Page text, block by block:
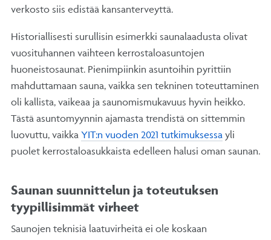
verkosto siis edistää kansanterveyttä.
Historiallisesti surullisin esimerkki saunalaadusta olivat
vuosituhannen vaihteen kerrostaloasuntojen
huoneistosaunat. Pienimpiinkin asuntoihin pyrittiin
mahduttamaan sauna, vaikka sen tekninen toteuttaminen
oli kallista, vaikeaa ja saunomismukavuus hyvin heikko.
Tästä asuntomyynnin ajamasta trendistä on sittemmin
luovuttu, vaikka YIT:n vuoden 2021 tutkimuksessa yli
puolet kerrostaloasukkaista edelleen halusi oman saunan.
Saunan suunnittelun ja toteutuksen
tyypillisimmät virheet
Saunojen teknisiä laatuvirheitä ei ole koskaan